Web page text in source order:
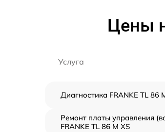
Цены
Услуга
Диагностика FRANKE TL 86
Ремонт платы управления
FRANKE TL 86 M XS